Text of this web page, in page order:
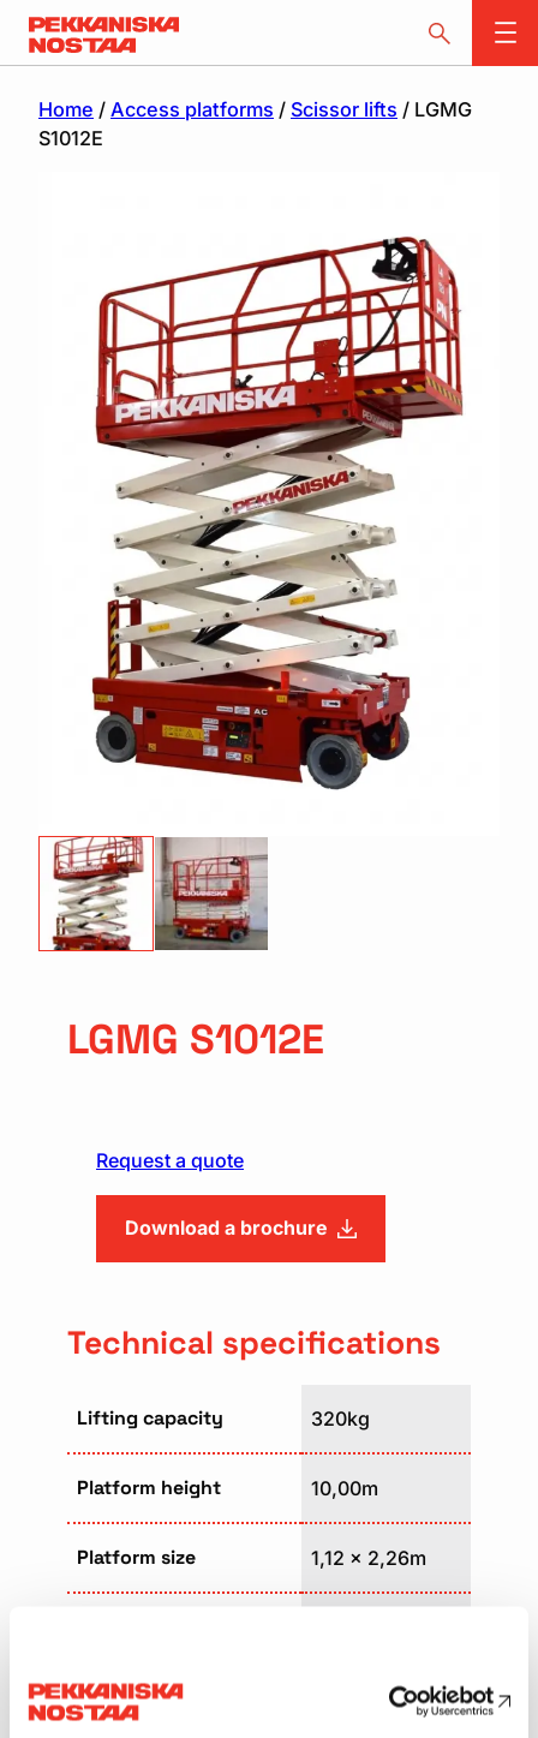
Home / Access platforms / Scissor lifts / LGMG
S1012E
LGMG S1012E
Request a quote
Download a brochure
Technical specifications
Lifting capacity 320kg
Platform height 10,00m
Platform size 1,12 x 2,26m
Transport length